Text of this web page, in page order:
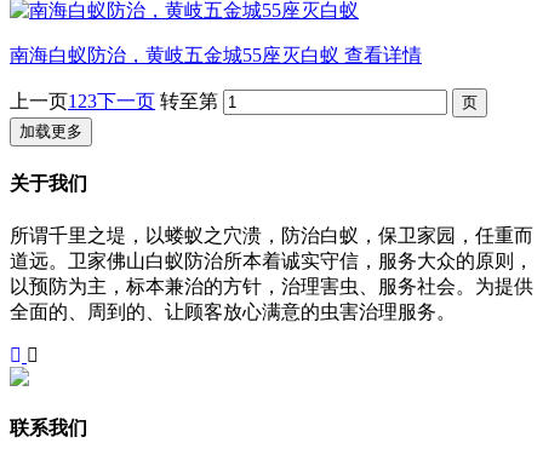
南海白蚁防治，黄岐五金城55座灭白蚁 查看详情
上一页1 23下一页 转至第
加载更多
关于我们
所谓千里之堤，以蝼蚁之穴溃，防治白蚁，保卫家园，任重而
道远。卫家佛山白蚁防治所本着诚实守信，服务大众的原则，
以预防为主，标本兼治的方针，治理害虫、服务社会。为提供
全面的、周到的、让顾客放心满意的虫害治理服务。
联系我们